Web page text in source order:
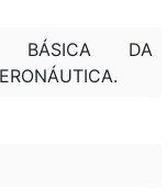
BÁSICA DA